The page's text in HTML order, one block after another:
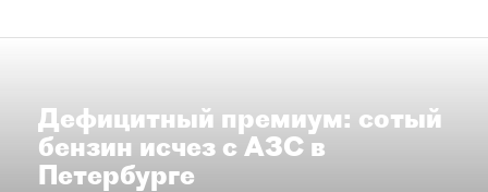
Дефицитный премиум: сотый
бензин исчез с АЗС в
Петербурге